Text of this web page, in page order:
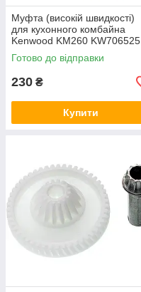
Муфта (високій швидкості)
для кухонного комбайна
Kenwood KM260 KW706525
Готово до відправки
230 ₴
Купити